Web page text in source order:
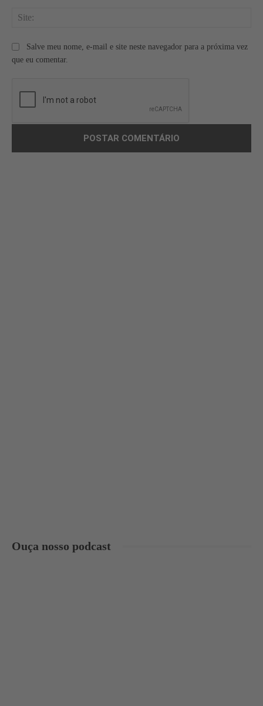
Salve meu nome, e-mail e site neste navegador para a próxima vez
que eu comentar.
Ouça nosso podcast